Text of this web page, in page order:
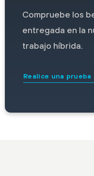
Compruebe los
entregada en la
trabajo híbrida.
Realice una prueba